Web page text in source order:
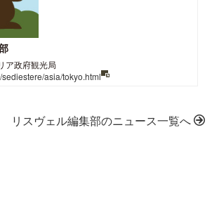
ア政府観光局
asia/tokyo.html
リスヴェル編集部のニュース一覧へ